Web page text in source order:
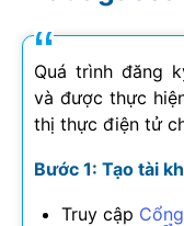
Quá trình đăng
và được thực
thị thực điện tử
Bước 1: Tạo tài
Truy cập